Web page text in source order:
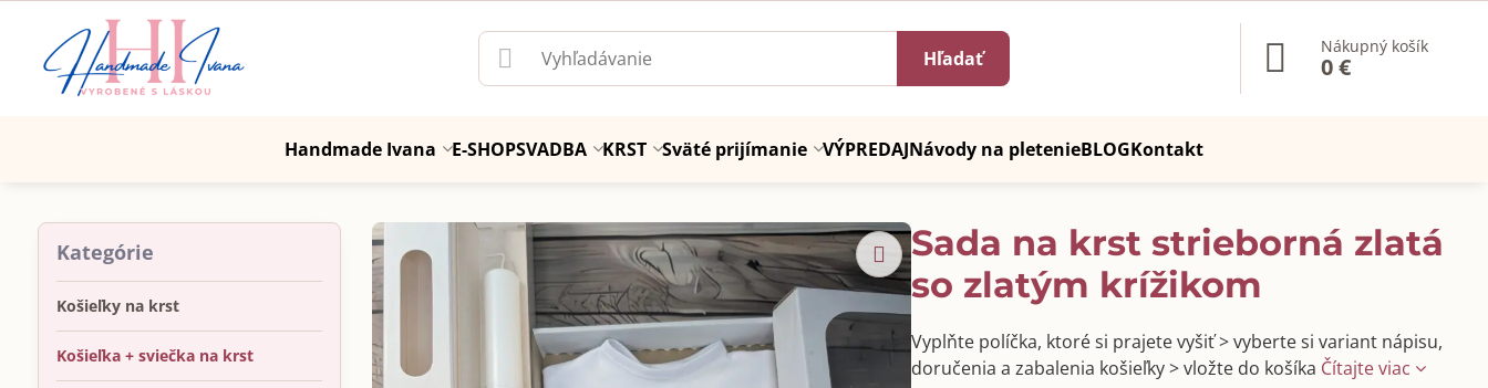
Hľadať
Nákupný košík
0 €
Handmade Ivana E-SHOPSVADBA KRST Sväté prijímanie VÝPREDAJNávody na pletenieBLOGKontakt
Sada na krst strieborná zlatá
so zlatým krížikom
Vyplňte políčka, ktoré si prajete vyšiť > vyberte si variant nápisu,
doručenia a zabalenia košieľky > vložte do košíka Čítajte viac
Kategórie
Košieľky na krst
Košieľka + sviečka na krst